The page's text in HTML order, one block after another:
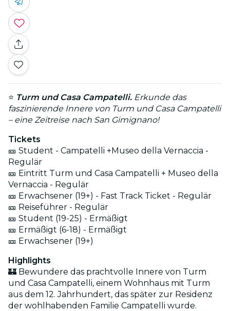
⭐ Turm und Casa Campatelli. Erkunde das
faszinierende Innere von Turm und Casa Campatelli
– eine Zeitreise nach San Gimignano!
Tickets
🎫 Student - Campatelli +Museo della Vernaccia -
Regulär
🎫 Eintritt Turm und Casa Campatelli + Museo della
Vernaccia - Regulär
🎫 Erwachsener (19+) - Fast Track Ticket - Regulär
🎫 Reiseführer - Regulär
🎫 Student (19-25) - Ermäßigt
🎫 Ermäßigt (6-18) - Ermäßigt
🎫 Erwachsener (19+)
Highlights
🏰 Bewundere das prachtvolle Innere von Turm
und Casa Campatelli, einem Wohnhaus mit Turm
aus dem 12. Jahrhundert, das später zur Residenz
der wohlhabenden Familie Campatelli wurde.